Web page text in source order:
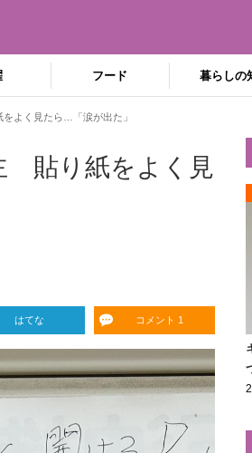
フード 暮らしの
よく見たら…「涙が出た」
貼り紙をよく見
はてな コメント 1